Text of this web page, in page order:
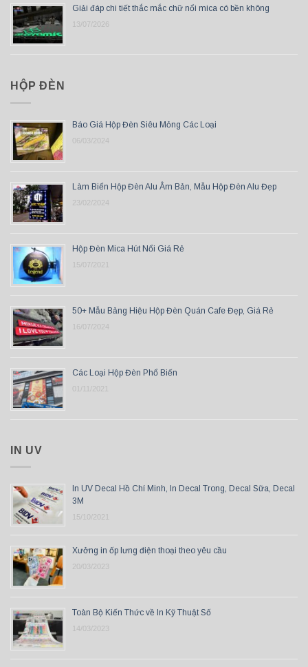
Giải đáp chi tiết thắc mắc chữ nổi mica có bền không
13/07/2026
HỘP ĐÈN
Báo Giá Hộp Đèn Siêu Mỏng Các Loại
06/03/2024
Làm Biển Hộp Đèn Alu Âm Bản, Mẫu Hộp Đèn Alu Đẹp
23/02/2024
Hộp Đèn Mica Hút Nổi Giá Rẻ
15/07/2021
50+ Mẫu Bảng Hiệu Hộp Đèn Quán Cafe Đẹp, Giá Rẻ
16/07/2024
Các Loại Hộp Đèn Phổ Biến
01/11/2021
IN UV
In UV Decal Hồ Chí Minh, In Decal Trong, Decal Sữa, Decal
3M
15/10/2021
Xưởng in ốp lưng điện thoại theo yêu cầu
20/03/2023
Toàn Bộ Kiến Thức về In Kỹ Thuật Số
14/03/2023